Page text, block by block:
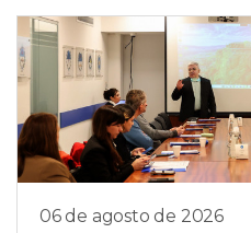
06 de agosto de 2026